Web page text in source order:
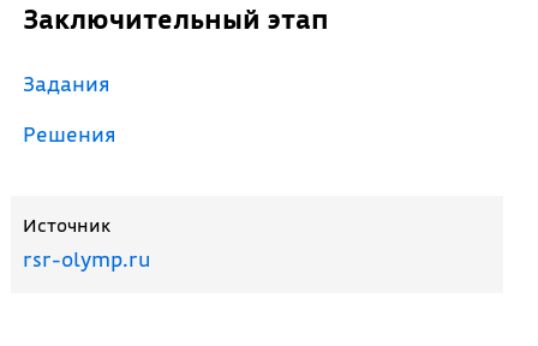
Заключительный этап
Задания
Решения
Источник
rsr-olymp.ru